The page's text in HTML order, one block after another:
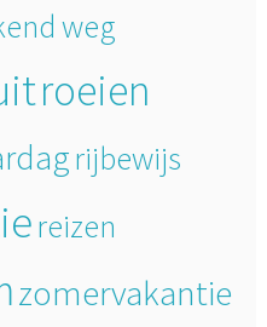
weg
roeien
rijbewijs
reizen
zomervakantie